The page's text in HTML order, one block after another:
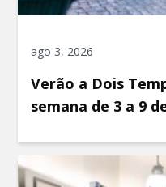
ago 3, 2026
Verão a Dois
semana de 3 a 9